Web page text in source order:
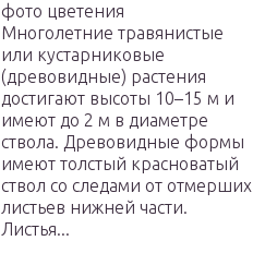
фото цветения
Многолетние травянистые
или кустарниковые
(древовидные) растения
достигают высоты 10–15 м и
имеют до 2 м в диаметре
ствола. Древовидные формы
имеют толстый красноватый
ствол со следами от отмерших
листьев нижней части.
Листья...